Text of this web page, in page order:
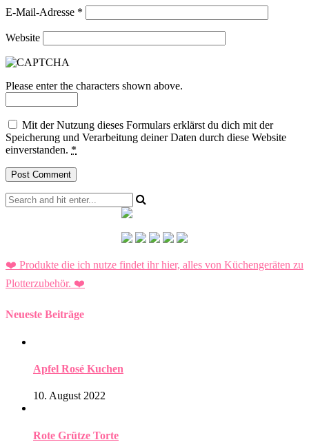
E-Mail-Adresse *
Website
Please enter the characters shown above.
Mit der Nutzung dieses Formulars erklärst du dich mit der
Speicherung und Verarbeitung deiner Daten durch diese Website
einverstanden. *
❤️ Produkte die ich nutze findet ihr hier, alles von Küchengeräten zu
Plotterzubehör. ❤️
Neueste Beiträge
Apfel Rosé Kuchen
10. August 2022
Rote Grütze Torte